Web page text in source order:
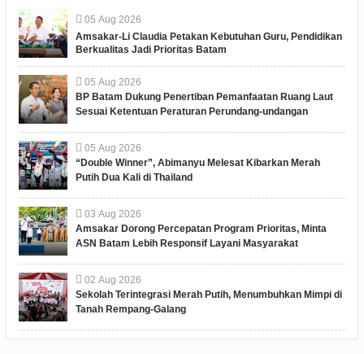
05 Aug 2026
Amsakar-Li Claudia Petakan Kebutuhan Guru, Pendidikan
Berkualitas Jadi Prioritas Batam
05 Aug 2026
BP Batam Dukung Penertiban Pemanfaatan Ruang Laut
Sesuai Ketentuan Peraturan Perundang-undangan
05 Aug 2026
“Double Winner”, Abimanyu Melesat Kibarkan Merah
Putih Dua Kali di Thailand
03 Aug 2026
Amsakar Dorong Percepatan Program Prioritas, Minta
ASN Batam Lebih Responsif Layani Masyarakat
02 Aug 2026
Sekolah Terintegrasi Merah Putih, Menumbuhkan Mimpi di
Tanah Rempang-Galang